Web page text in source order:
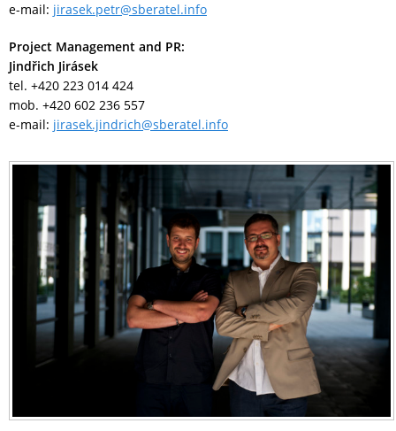
e-mail: jirasek.petr@sberatel.info
Project Management and PR:
Jindřich Jirásek
tel. +420 223 014 424
mob. +420 602 236 557
e-mail: jirasek.jindrich@sberatel.info